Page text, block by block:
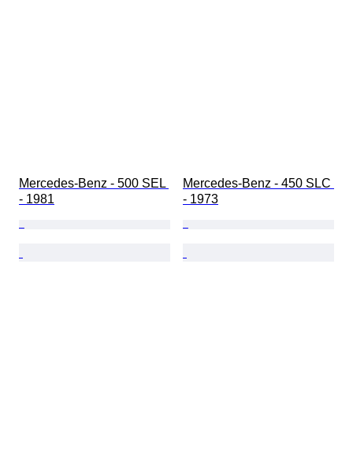
Mercedes-Benz - 500 SEL
- 1981
Mercedes-Benz - 450 SLC
- 1973